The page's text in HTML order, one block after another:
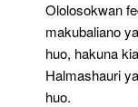
Ololosokwan
makubaliano
huo, hakuna
Halmashauri
huo.